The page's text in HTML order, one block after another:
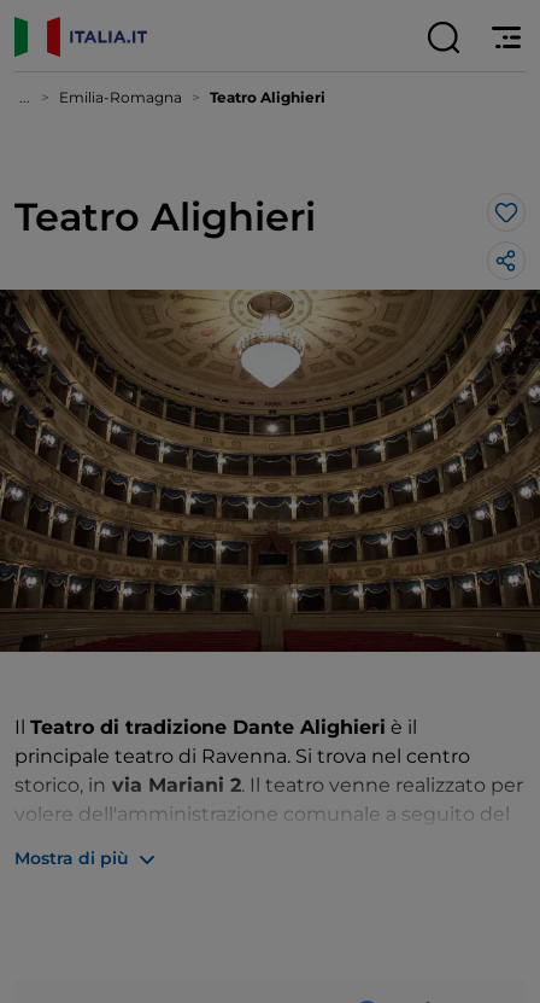
... Emilia-Romagna Teatro Alighieri
Teatro Alighieri
Il Teatro di tradizione Dante Alighieri è il
principale teatro di Ravenna. Si trova nel centro
storico, in via Mariani 2. Il teatro venne realizzato per
volere dell'amministrazione comunale a seguito del
Teatro Comunitativo
Mostra di più